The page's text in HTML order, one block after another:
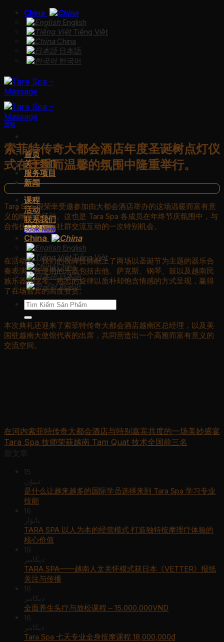
Skip
content
China
English
Tiếng Việt
China
日本語
한국어
首页
关于我们
服务项目
新闻
课程
活动
联系我们
Book Now
China
English
Tiếng Việt
China
日本語
한국어
Search
for:
活动
索菲特传奇大都会酒店年度圣诞树点灯仪
式在庄重而温馨的氛围中隆重举行。
Tara Spa 很荣幸受邀参加由大都会酒店举办的这场温暖而富有意
义的晚宴与活动。这也是 Tara Spa 各成员在年终节庆氛围中，与
合作伙伴及国际社群交流互动的一次特别机会。
在活动中，我们的视障技师献上了两场以圣诞节为主题的器乐合
奏表演，所使用的乐器包括吉他、萨克斯、钢琴、鼓以及越南民
族乐器独弦琴。熟悉的旋律以质朴却饱含情感的方式呈现，赢得
了在场嘉宾的高度赞赏。
本次典礼还迎来了索菲特传奇大都会酒店越南区总经理，以及美
国驻越南大使馆代表的出席，共同营造出一个高雅而富有意义的
交流空间。
在河内索菲特传奇大都会酒店与特别嘉宾共度的一场美妙盛宴
Tara Spa 技师荣获越南 Tam Quat 技术全国前三名
新文章
15
ئىيۇن
是什么让越来越多的国际学员选择来到 Tara Spa 学习专业
技能
16
يانۋار
TARA SPA 以人为本的经营模式 打造独特按摩理疗体验的
核心价值
19
دېكابىر
TARA SPA——越南人文关怀模式获日本《VETTER》报纸
关注与传播
16
دېكابىر
全面养生头疗与放松课程 – 15.000.000VND
16
دېكابىر
Tara Spa 七天专业全身按摩课程 18,000,000₫